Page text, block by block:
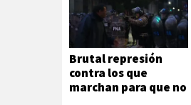
Brutal represión
contra los que
marchan para que no